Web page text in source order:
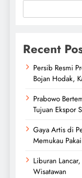
Recent
Persib Resmi
Bojan Hodak,
Prabowo
Tujuan Ekspor
Gaya Artis di
Memukau
Liburan
Wisatawan